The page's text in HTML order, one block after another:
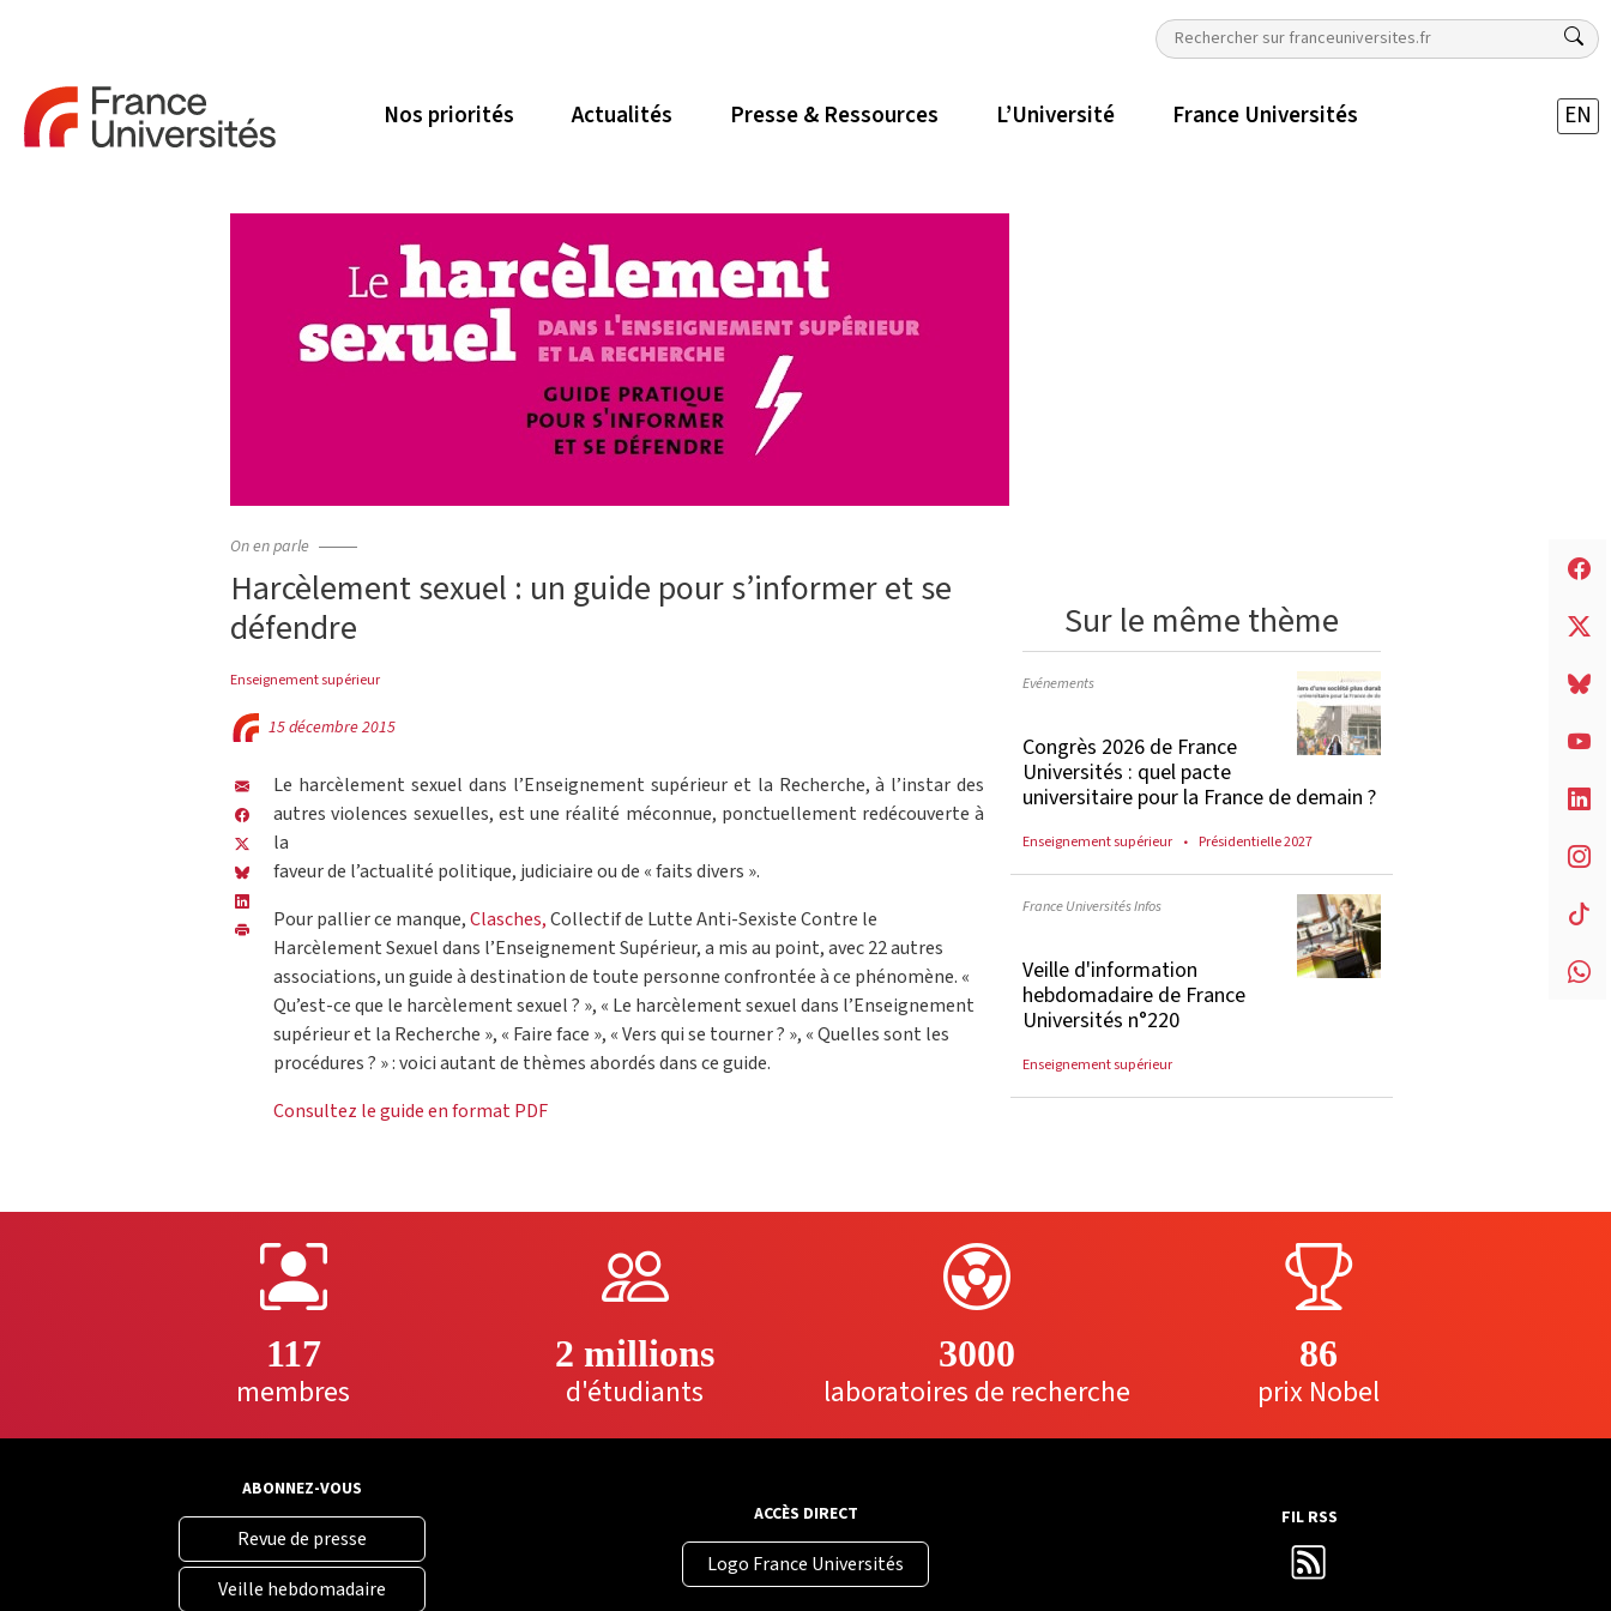
Nos priorités Actualités Presse & Ressources L’Université France Universités EN
On en parle
Harcèlement sexuel : un guide pour s’informer et se
défendre
Enseignement supérieur
15 décembre 2015
Le harcèlement sexuel dans l’Enseignement supérieur et la Recherche, à l’instar des
autres violences sexuelles, est une réalité méconnue, ponctuellement redécouverte à
la
faveur de l’actualité politique, judiciaire ou de « faits divers ».
Pour pallier ce manque,Clasches,Collectif de Lutte Anti-Sexiste Contre le
Harcèlement Sexuel dans l’Enseignement Supérieur, a mis au point, avec 22 autres
associations, un guide à destination de toute personne confrontée à ce phénomène. «
Qu’est-ce que le harcèlement sexuel ? », « Le harcèlement sexuel dans l’Enseignement
supérieur et la Recherche », « Faire face », « Vers qui se tourner ? », « Quelles sont les
procédures ? » : voici autant de thèmes abordés dans ce guide.
Consultez le guide en format PDF
Sur le même thème
Evénements
Congrès 2026 de France
Universités : quel pacte
universitaire pour la France de demain ?
Enseignement supérieur Présidentielle 2027
France Universités Infos
Veille d'information
hebdomadaire de France
Universités n°220
Enseignement supérieur
117
membres
2 millions
d'étudiants
3000
laboratoires de recherche
86
prix Nobel
ABONNEZ-VOUS
Revue de presse
Veille hebdomadaire
ACCÈS DIRECT
Logo France Universités
FIL RSS